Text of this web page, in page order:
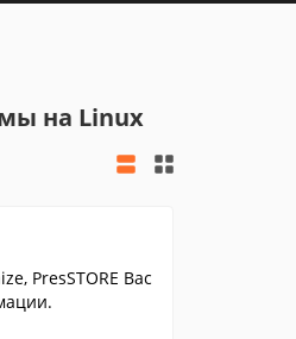
на Linux
PresSTORE Bac